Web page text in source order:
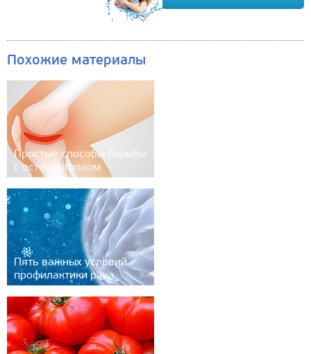
Похожие материалы
Простые способы борьбы
с остеоартрозом
Пять важных условий
профилактики рака